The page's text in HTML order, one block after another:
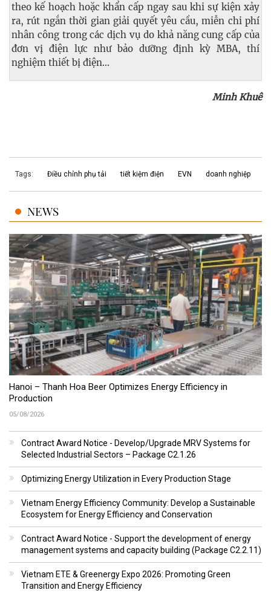
theo kế hoạch hoặc khẩn cấp ngay sau khi sự kiện xảy
ra, rút ngắn thời gian giải quyết yêu cầu, miễn chi phí
nhân công trong các dịch vụ do khả năng cung cấp của
đơn vị điện lực như bảo dưỡng định kỳ MBA, thí
nghiệm thiết bị điện...
Minh Khuê
Tags: Điều chỉnh phụ tải tiết kiệm điện EVN doanh nghiệp
NEWS
Hanoi – Thanh Hoa Beer Optimizes Energy Efficiency in
Production
05/08/2026
Contract Award Notice - Develop/Upgrade MRV Systems for
Selected Industrial Sectors – Package C2.1.26
Optimizing Energy Utilization in Every Production Stage
Vietnam Energy Efficiency Community: Develop a Sustainable
Ecosystem for Energy Efficiency and Conservation
Contract Award Notice - Support the development of energy
management systems and capacity building (Package C2.2.11)
Vietnam ETE & Greenergy Expo 2026: Promoting Green
Transition and Energy Efficiency